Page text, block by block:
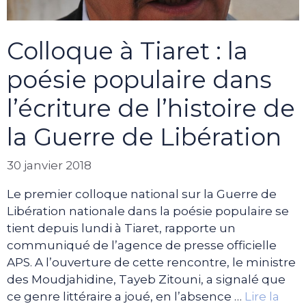
Colloque à Tiaret : la
poésie populaire dans
l’écriture de l’histoire de
la Guerre de Libération
30 janvier 2018
Le premier colloque national sur la Guerre de
Libération nationale dans la poésie populaire se
tient depuis lundi à Tiaret, rapporte un
communiqué de l’agence de presse officielle
APS. A l’ouverture de cette rencontre, le ministre
des Moudjahidine, Tayeb Zitouni, a signalé que
ce genre littéraire a joué, en l’absence … Lire la